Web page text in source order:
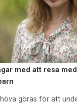
med att resa med
göras för att